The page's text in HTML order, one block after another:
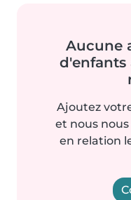
Aucune
d'enfants
Ajoutez
et nous
en relation